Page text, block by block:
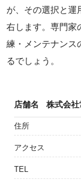
が、その選択と運
右します。専門家
練・メンテナンス
るでしょう。
店舗名 株式会社
住所
アクセス
TEL